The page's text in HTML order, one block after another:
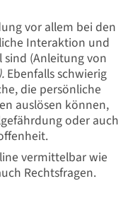
vor allem bei den
Interaktion und
sind (Anleitung von
Ebenfalls schwierig
die persönliche
auslösen können,
oder auch
vermittelbar wie
Rechtsfragen.